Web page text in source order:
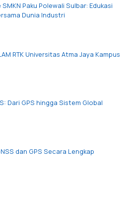
Paku Polewali Sulbar: Edukasi
Dunia Industri
RTK Universitas Atma Jaya Kampus
Dari GPS hingga Sistem Global
dan GPS Secara Lengkap